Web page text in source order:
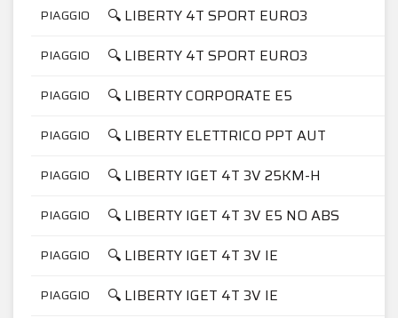
PIAGGIO 🔍 LIBERTY 4T SPORT EURO3
PIAGGIO 🔍 LIBERTY 4T SPORT EURO3
PIAGGIO 🔍 LIBERTY CORPORATE E5
PIAGGIO 🔍 LIBERTY ELETTRICO PPT AUT
PIAGGIO 🔍 LIBERTY IGET 4T 3V 25KM-H
PIAGGIO 🔍 LIBERTY IGET 4T 3V E5 NO ABS
PIAGGIO 🔍 LIBERTY IGET 4T 3V IE
PIAGGIO 🔍 LIBERTY IGET 4T 3V IE